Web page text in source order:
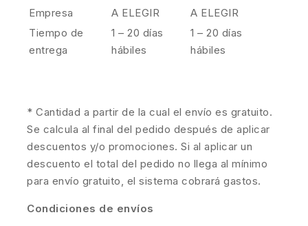
Empresa
A ELEGIR
A ELEGIR
Tiempo de
entrega
1 – 20 días
hábiles
1 – 20 días
hábiles
* Cantidad a partir de la cual el envío es gratuito.
Se calcula al final del pedido después de aplicar
descuentos y/o promociones. Si al aplicar un
descuento el total del pedido no llega al mínimo
para envío gratuito, el sistema cobrará gastos.
Condiciones de envíos